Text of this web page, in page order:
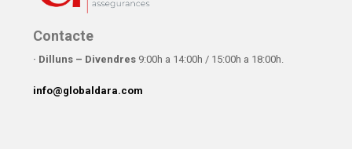
Contacte
· Dilluns – Divendres 9:00h a 14:00h / 15:00h a 18:00h.
info@globaldara.com